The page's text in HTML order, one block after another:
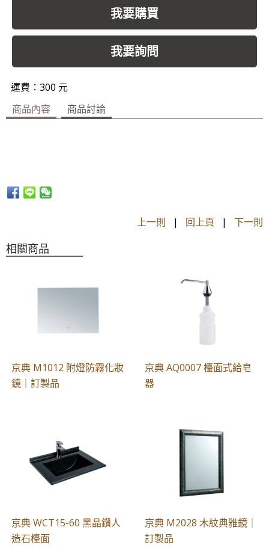
我要購買
我要詢問
運費：300 元
商品內容
商品討論
上一則 | 回上頁 | 下一則
相關商品
京典 M1012 附燈防霧化妝
鏡｜訂製品
京典 AQ0007 檯面式給皂
器
京典 WCT15-60 黑晶鑽人
造石檯面
京典 M2028 木紋典雅鏡｜
訂製品